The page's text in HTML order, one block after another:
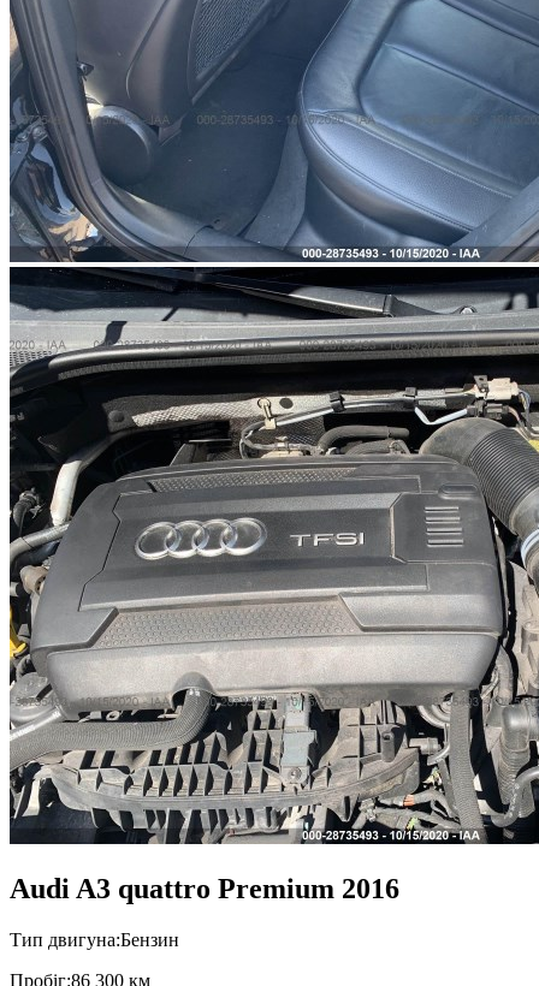
Audi A3 quattro Premium 2016
Тип двигуна:Бензин
Пробiг:86 300 км